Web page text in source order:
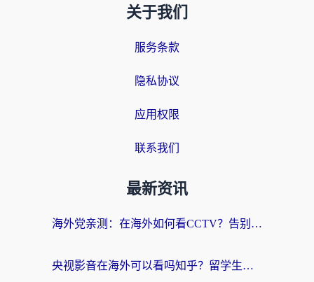
关于我们
服务条款
隐私协议
应用权限
联系我们
最新资讯
海外党亲测：在海外如何看CCTV？告别“仅限大陆播放”的实用指南
央视影音在海外可以看吗知乎？留学生亲测：3步解决地域限制+追剧自由